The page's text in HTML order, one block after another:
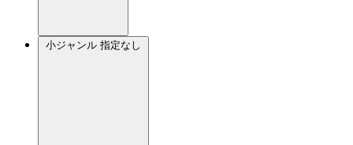
小ジャンル 指定なし